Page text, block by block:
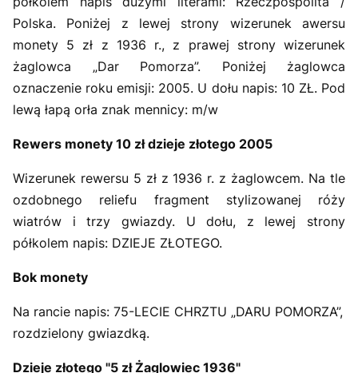
Polska. Poniżej z lewej strony wizerunek awersu
monety 5 zł z 1936 r., z prawej strony wizerunek
żaglowca „Dar Pomorza”. Poniżej żaglowca
oznaczenie roku emisji: 2005. U dołu napis: 10 ZŁ. Pod
lewą łapą orła znak mennicy: m/w
Rewers monety 10 zł dzieje złotego 2005
Wizerunek rewersu 5 zł z 1936 r. z żaglowcem. Na tle
ozdobnego reliefu fragment stylizowanej róży
wiatrów i trzy gwiazdy. U dołu, z lewej strony
półkolem napis: DZIEJE ZŁOTEGO.
Bok monety
Na rancie napis: 75-LECIE CHRZTU „DARU POMORZA”,
rozdzielony gwiazdką.
Dzieje złotego "5 zł Żaglowiec 1936"